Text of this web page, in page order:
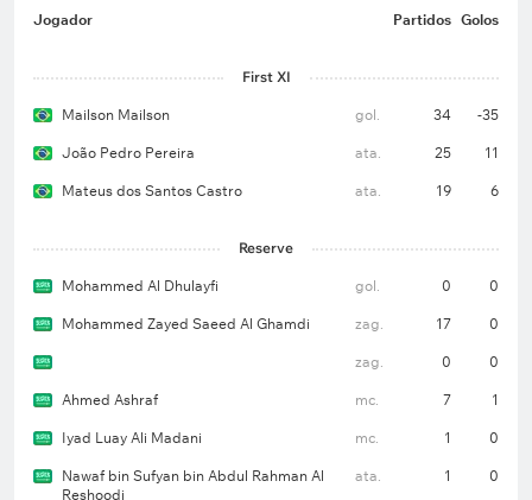
Jogador Partidos Golos
First XI
Mailson Mailson gol. 34 -35
João Pedro Pereira ata. 25 11
Mateus dos Santos Castro ata. 19 6
Reserve
Mohammed Al Dhulayfi gol. 0 0
Mohammed Zayed Saeed Al Ghamdi zag. 17 0
zag. 0 0
Ahmed Ashraf mc. 7 1
Iyad Luay Ali Madani mc. 1 0
Nawaf bin Sufyan bin Abdul Rahman Al
Reshoodi
ata. 1 0